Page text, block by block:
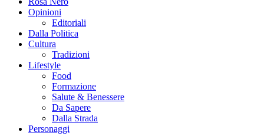
Opinioni
Editoriali
Dalla Politica
Cultura
Tradizioni
Lifestyle
Food
Formazione
Salute & Benessere
Da Sapere
Dalla Strada
Personaggi